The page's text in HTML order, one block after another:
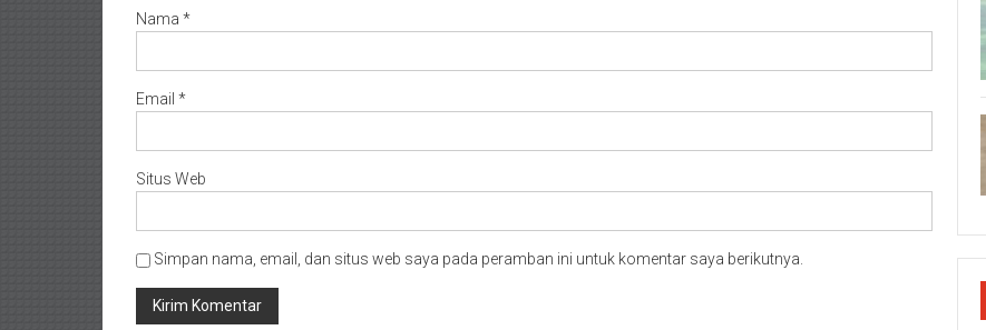
Nama *
Email *
Situs Web
Simpan nama, email, dan situs web saya pada peramban ini untuk komentar saya berikutnya.